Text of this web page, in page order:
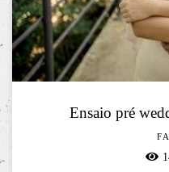
Ensaio pré